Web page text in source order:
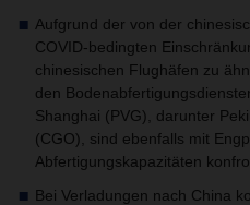
Aufgrund der von der
COVID-bedingten
chinesischen Flughäfen zu
den
Shanghai (PVG), darunter
(CGO), sind ebenfalls mit
Abfertigungskapazitäten
Bei Verladungen nach China